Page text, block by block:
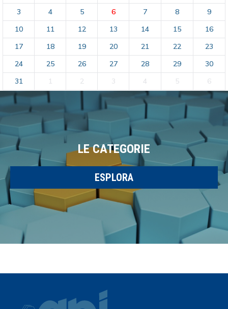
3
4 5 6 7 8
9
10
11 12 13 14 15
16
17
18 19 20 21 22
23
24
25 26 27 28 29
30
31
1 2 3 4 5 6
LE CATEGORIE
ESPLORA